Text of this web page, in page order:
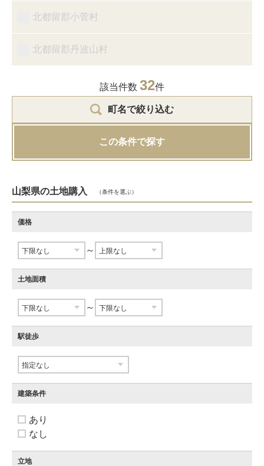
北都留郡小菅村
北都留郡丹波山村
該当件数 32件
町名で絞り込む
この条件で探す
山梨県の土地購入 （条件を選ぶ）
価格
～
土地面積
～
駅徒歩
建築条件
あり
なし
立地